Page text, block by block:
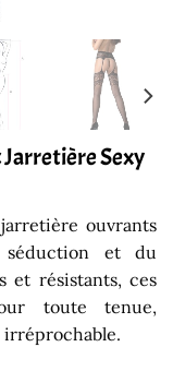
Sexy
ouvrants
séduction et du
et résistants, ces
toute tenue,